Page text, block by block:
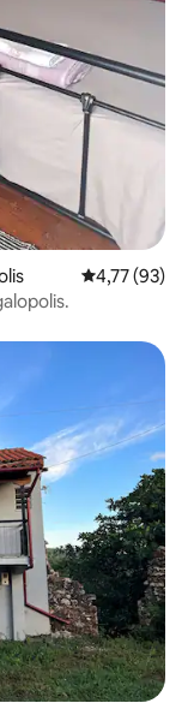
Évaluation
4,77 (93)